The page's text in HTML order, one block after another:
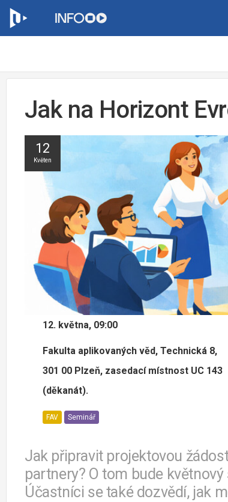
Jak na Horizont
12
Květen
12. května, 09:00
Fakulta aplikovaných věd, Technická 8,
301 00 Plzeň, zasedací místnost UC 143
(děkanát).
FAV Seminář
Jak připravit projektovou
partnery? O tom bude
Účastníci se také dozvědí, jak